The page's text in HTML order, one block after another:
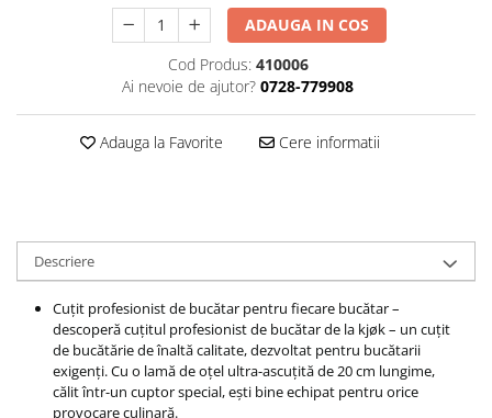
Scule electrice
Telefoane mobile
Produse de bucatarie kjøk
Pachete Promo
Incarcatoare & acumulatori
Bec LED
E14
E27
Blițuri și lumini foto/video
ADAUGA IN COS
Cod Produs: 410006
Ai nevoie de ajutor? 0728-779908
Adauga la Favorite Cere informatii
Descriere
Cuțit profesionist de bucătar pentru fiecare bucătar –
descoperă cuțitul profesionist de bucătar de la kjøk – un cuțit
de bucătărie de înaltă calitate, dezvoltat pentru bucătarii
exigenți. Cu o lamă de oțel ultra-ascuțită de 20 cm lungime,
călit într-un cuptor special, ești bine echipat pentru orice
provocare culinară.